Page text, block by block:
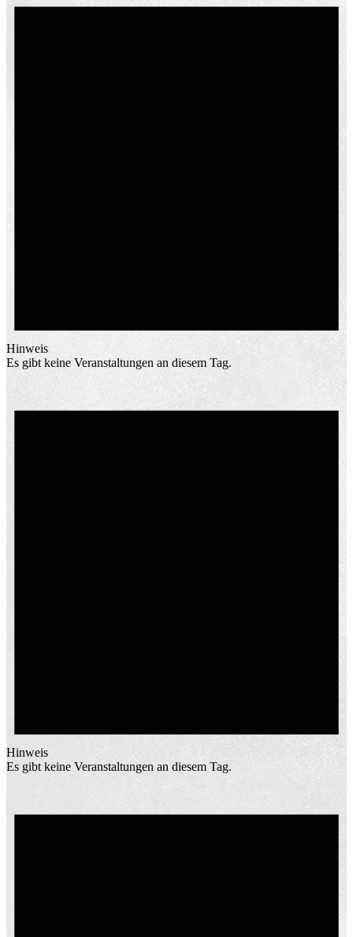
Hinweis
Es gibt keine Veranstaltungen an diesem Tag.
Hinweis
Es gibt keine Veranstaltungen an diesem Tag.